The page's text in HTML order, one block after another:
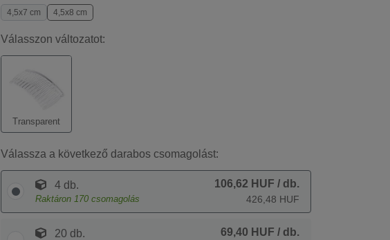
4,5x7 cm 4,5x8 cm
Válasszon változatot:
Transparent
Válassza a következő darabos csomagolást:
4 db.
Raktáron 170 csomagolás
106,62 HUF / db.
426,48 HUF
20 db. 69,40 HUF / db.